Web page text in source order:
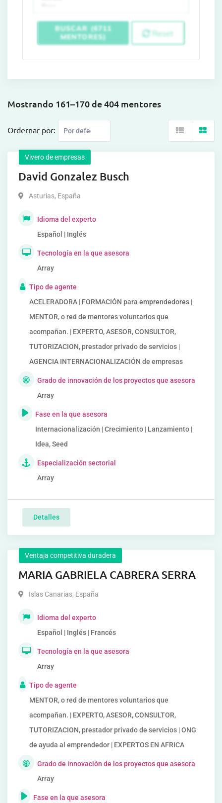
BUSCAR (6711
MENTORES)
Reset
Mostrando 161–170 de 404 mentores
Ordernar por:
Vivero de empresas
David Gonzalez Busch
Asturias, España
Idioma del experto
Español | Inglés
Tecnología en la que asesora
Array
Tipo de agente
ACELERADORA | FORMACIÓN para emprendedores |
MENTOR, o red de mentores voluntarios que
acompañan. | EXPERTO, ASESOR, CONSULTOR,
TUTORIZACION, prestador privado de servicios |
AGENCIA INTERNACIONALIZACIÓN de empresas
Grado de innovación de los proyectos que asesora
Array
Fase en la que asesora
Internacionalización | Crecimiento | Lanzamiento |
Idea, Seed
Especialización sectorial
Array
Detalles
Ventaja competitiva duradera
MARIA GABRIELA CABRERA SERRA
Islas Canarias, España
Idioma del experto
Español | Inglés | Francés
Tecnología en la que asesora
Array
Tipo de agente
MENTOR, o red de mentores voluntarios que
acompañan. | EXPERTO, ASESOR, CONSULTOR,
TUTORIZACION, prestador privado de servicios | ONG
de ayuda al emprendedor | EXPERTOS EN AFRICA
Grado de innovación de los proyectos que asesora
Array
Fase en la que asesora